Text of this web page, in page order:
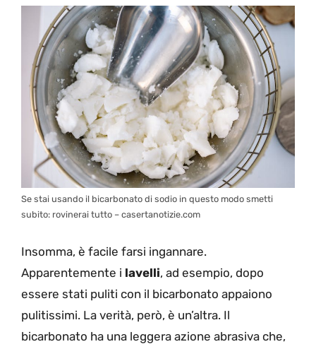
Se stai usando il bicarbonato di sodio in questo modo smetti
subito: rovinerai tutto – casertanotizie.com
Insomma, è facile farsi ingannare.
Apparentemente i lavelli, ad esempio, dopo
essere stati puliti con il bicarbonato appaiono
pulitissimi. La verità, però, è un’altra. Il
bicarbonato ha una leggera azione abrasiva che,